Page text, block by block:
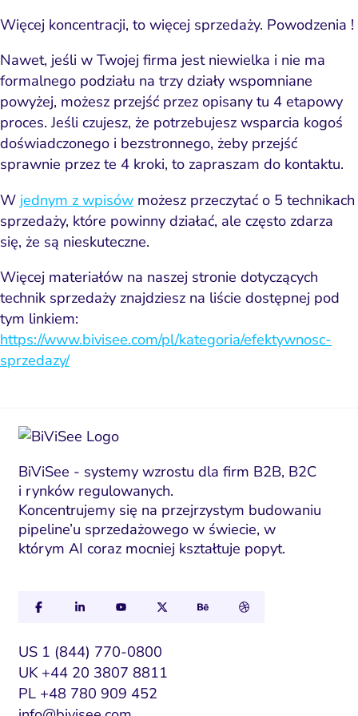
Więcej koncentracji, to więcej sprzedaży. Powodzenia !
Nawet, jeśli w Twojej firma jest niewielka i nie ma
formalnego podziału na trzy działy wspomniane
powyżej, możesz przejść przez opisany tu 4 etapowy
proces. Jeśli czujesz, że potrzebujesz wsparcia kogoś
doświadczonego i bezstronnego, żeby przejść
sprawnie przez te 4 kroki, to zapraszam do kontaktu.
W jednym z wpisów możesz przeczytać o 5 technikach
sprzedaży, które powinny działać, ale często zdarza
się, że są nieskuteczne.
Więcej materiałów na naszej stronie dotyczących
technik sprzedaży znajdziesz na liście dostępnej pod
tym linkiem:
https://www.bivisee.com/pl/kategoria/efektywnosc-
sprzedazy/
BiViSee - systemy wzrostu dla firm B2B, B2C
i rynków regulowanych.
Koncentrujemy się na przejrzystym budowaniu
pipeline’u sprzedażowego w świecie, w
którym AI coraz mocniej kształtuje popyt.
US 1 (844) 770-0800
UK +44 20 3807 8811
PL +48 780 909 452